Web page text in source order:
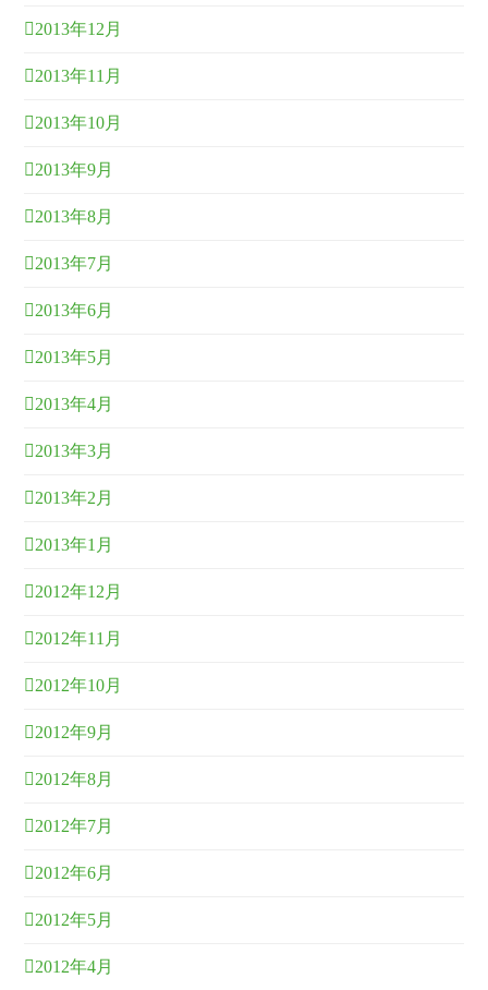
2013年12月
2013年11月
2013年10月
2013年9月
2013年8月
2013年7月
2013年6月
2013年5月
2013年4月
2013年3月
2013年2月
2013年1月
2012年12月
2012年11月
2012年10月
2012年9月
2012年8月
2012年7月
2012年6月
2012年5月
2012年4月